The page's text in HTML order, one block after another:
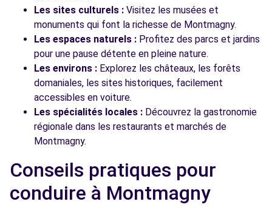
Les sites culturels : Visitez les musées et
monuments qui font la richesse de Montmagny.
Les espaces naturels : Profitez des parcs et jardins
pour une pause détente en pleine nature.
Les environs : Explorez les châteaux, les forêts
domaniales, les sites historiques, facilement
accessibles en voiture.
Les spécialités locales : Découvrez la gastronomie
régionale dans les restaurants et marchés de
Montmagny.
Conseils pratiques pour
conduire à Montmagny